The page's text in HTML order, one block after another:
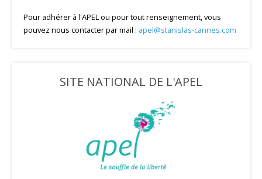
Pour adhérer à l'APEL ou pour tout renseignement, vous
pouvez nous contacter par mail : apel@stanislas-cannes.com
SITE NATIONAL DE L'APEL